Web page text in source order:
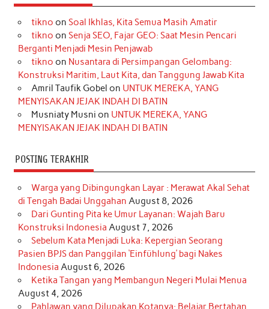
e
b
o
k
t
a
r
a
m
T
o
k
t
e
r
e
s
t
k
e
d
I
n
t
t
r
T
u
e
tikno on Soal Ikhlas, Kita Semua Masih Amatir
tikno on Senja SEO, Fajar GEO: Saat Mesin Pencari
Berganti Menjadi Mesin Penjawab
tikno on Nusantara di Persimpangan Gelombang:
Konstruksi Maritim, Laut Kita, dan Tanggung Jawab Kita
Amril Taufik Gobel on UNTUK MEREKA, YANG
MENYISAKAN JEJAK INDAH DI BATIN
Musniaty Musni on UNTUK MEREKA, YANG
MENYISAKAN JEJAK INDAH DI BATIN
POSTING TERAKHIR
Warga yang Dibingungkan Layar : Merawat Akal Sehat
di Tengah Badai Unggahan August 8, 2026
Dari Gunting Pita ke Umur Layanan: Wajah Baru
Konstruksi Indonesia August 7, 2026
Sebelum Kata Menjadi Luka: Kepergian Seorang
Pasien BPJS dan Panggilan ‘Einfühlung’ bagi Nakes
Indonesia August 6, 2026
Ketika Tangan yang Membangun Negeri Mulai Menua
August 4, 2026
Pahlawan yang Dilupakan Kotanya: Belajar Bertahan